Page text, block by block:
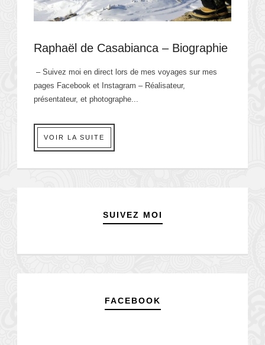
Raphaël de Casabianca – Biographie
– Suivez moi en direct lors de mes voyages sur mes
pages Facebook et Instagram – Réalisateur,
présentateur, et photographe...
VOIR LA SUITE
SUIVEZ MOI
FACEBOOK